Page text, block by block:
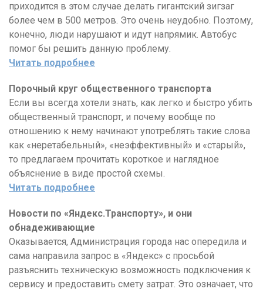
приходится в этом случае делать гигантский зигзаг
более чем в 500 метров. Это очень неудобно. Поэтому,
конечно, люди нарушают и идут напрямик. Автобус
помог бы решить данную проблему.
Читать подробнее
Порочный круг общественного транспорта
Если вы всегда хотели знать, как легко и быстро убить
общественный транспорт, и почему вообще по
отношению к нему начинают употреблять такие слова
как «неретабельный», «неэффективный» и «старый»,
то предлагаем прочитать короткое и наглядное
объяснение в виде простой схемы.
Читать подробнее
Новости по «Яндекс.Транспорту», и они
обнадеживающие
Оказывается, Администрация города нас опередила и
сама направила запрос в «Яндекс» с просьбой
разъяснить техническую возможность подключения к
сервису и предоставить смету затрат. Это означает, что